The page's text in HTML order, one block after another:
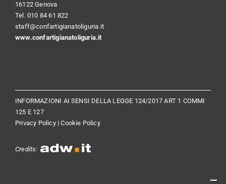
16122 Genova
Tel. 010 84 61 822
staff@confartigianatoliguria.it
www.confartigianatoliguria.it
INFORMAZIONI AI SENSI DELLA LEGGE 124/2017 ART 1 COMMI
125 E 127
Privacy Policy|Cookie Policy
Credits: